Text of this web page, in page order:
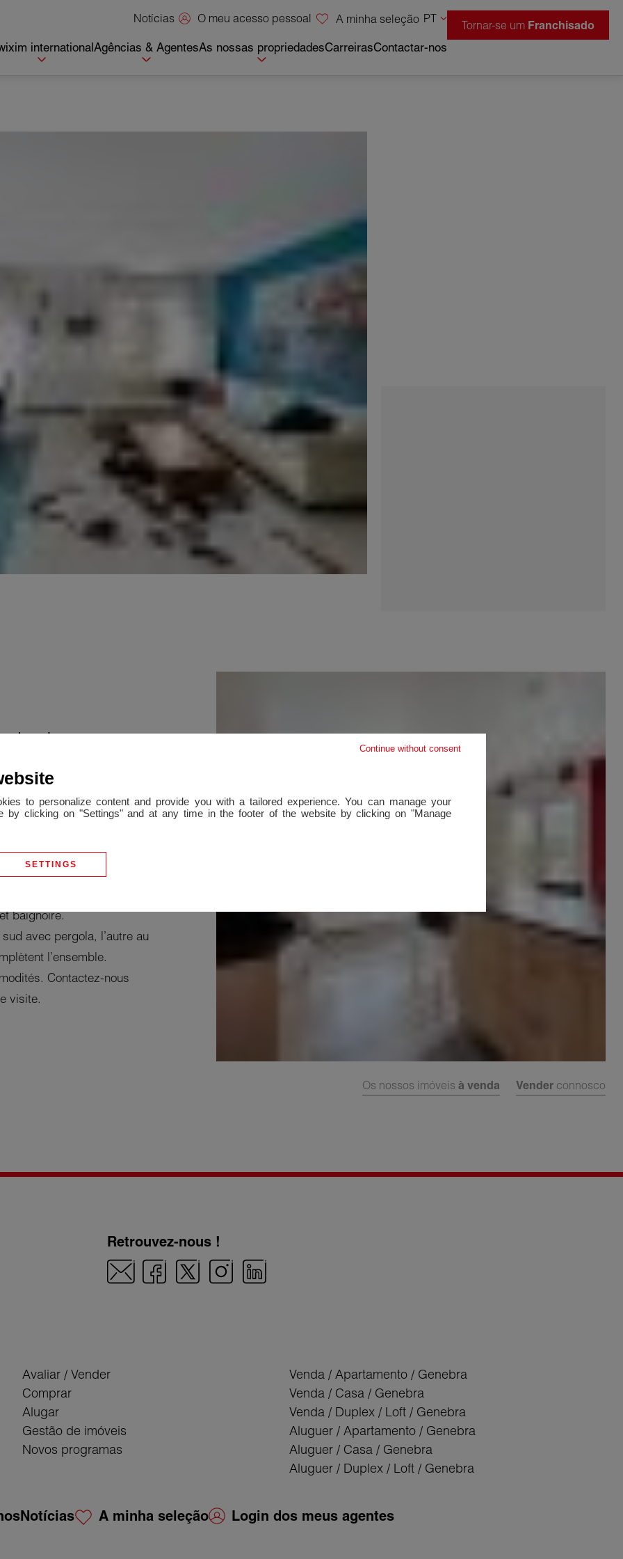
Notícias O meu acesso pessoal A minha seleção PT
internationalAgências & AgentesAs nossas propriedadesCarreirasContactar-nos
Tornar-se um Franchisado
dormir
calme
dans un quartier calme, à
au rez-de-chaussée
indépendante, une
avec terrasse, une
baignoire.
avec pergola, l’autre au
l’ensemble.
Contactez-nous
visite.
Os nossos imóveis à venda Vender connosco
Retrouvez-nous !
Avaliar / Vender
Comprar
Alugar
Gestão de imóveis
Novos programas
Venda / Apartamento / Genebra
Venda / Casa / Genebra
Venda / Duplex / Loft / Genebra
Aluguer / Apartamento / Genebra
Aluguer / Casa / Genebra
Aluguer / Duplex / Loft / Genebra
Notícias A minha seleção Login dos meus agentes
Continue without consent
to personalize content and provide you with a tailored experience. You can manage your
by clicking on "Settings" and at any time in the footer of the website by clicking on "Manage
SETTINGS